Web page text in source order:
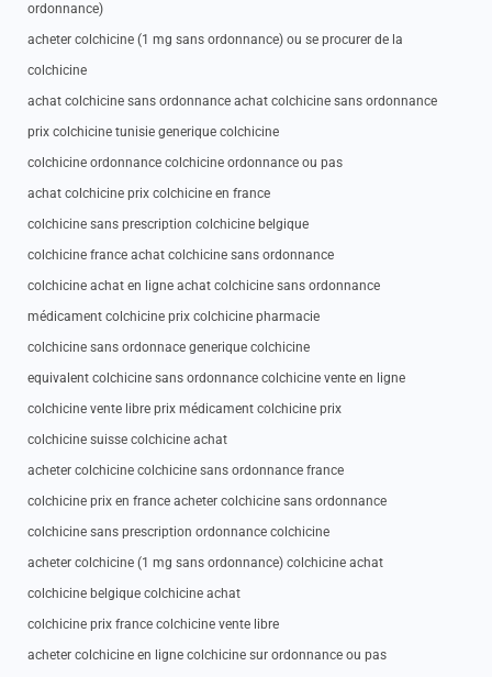
ordonnance)
acheter colchicine (1 mg sans ordonnance) ou se procurer de la
colchicine
achat colchicine sans ordonnance achat colchicine sans ordonnance
prix colchicine tunisie generique colchicine
colchicine ordonnance colchicine ordonnance ou pas
achat colchicine prix colchicine en france
colchicine sans prescription colchicine belgique
colchicine france achat colchicine sans ordonnance
colchicine achat en ligne achat colchicine sans ordonnance
médicament colchicine prix colchicine pharmacie
colchicine sans ordonnace generique colchicine
equivalent colchicine sans ordonnance colchicine vente en ligne
colchicine vente libre prix médicament colchicine prix
colchicine suisse colchicine achat
acheter colchicine colchicine sans ordonnance france
colchicine prix en france acheter colchicine sans ordonnance
colchicine sans prescription ordonnance colchicine
acheter colchicine (1 mg sans ordonnance) colchicine achat
colchicine belgique colchicine achat
colchicine prix france colchicine vente libre
acheter colchicine en ligne colchicine sur ordonnance ou pas